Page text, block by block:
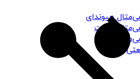
بی‌متال هیوندای
بی‌متال چینت
بی‌متال PNS